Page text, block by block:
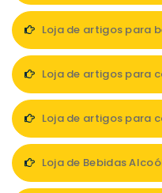
Loja de artigos para
Loja de artigos para
Loja de artigos para
Loja de Bebidas